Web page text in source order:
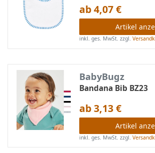
ab 4,07 €
Artikel
inkl. ges. MwSt. zzgl.
BabyBugz
Bandana Bib BZ23
ab 3,13 €
Artikel
inkl. ges. MwSt. zzgl.